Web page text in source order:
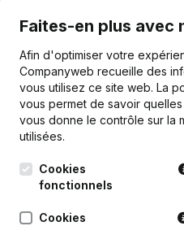
Publications de Cathy
28-01-2026
Faites-en plus avec
Afin d'optimiser votre
Companyweb recueille des
vous utilisez ce site web. La
vous permet de savoir
vous donne le contrôle sur la
utilisées.
Cookies
fonctionnels
Cookies